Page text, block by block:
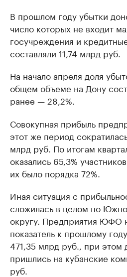
В прошлом году убытки
число которых не входит
госучреждения и
составляли 11,74 млрд руб.
На начало апреля доля
общем объеме на Дону
ранее — 28,2%.
Совокупная прибыль
этот же период
млрд руб. По итогам
оказались 65,3%
их было порядка 72%.
Иная ситуация с
сложилась в целом по
округу. Предприятия ЮФО
показатель к прошлому
471,35 млрд руб., при этом
пришлись на кубанские
руб.